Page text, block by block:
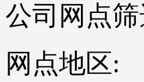
公司网点
网点地区: